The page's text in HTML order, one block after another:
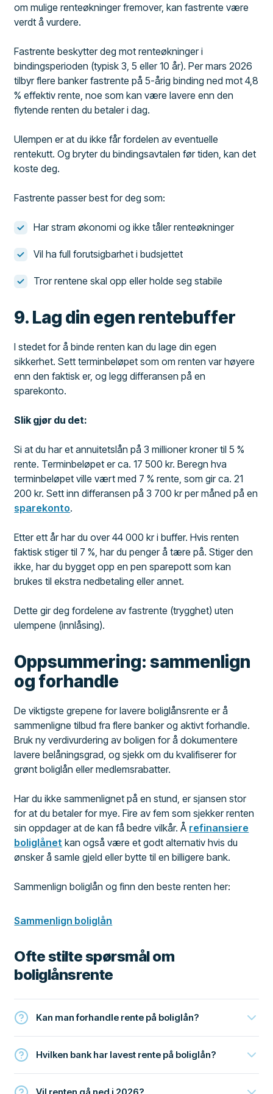
om mulige renteøkninger fremover, kan fastrente være
verdt å vurdere.
Fastrente beskytter deg mot renteøkninger i
bindingsperioden (typisk 3, 5 eller 10 år). Per mars 2026
tilbyr flere banker fastrente på 5-årig binding ned mot 4,8
% effektiv rente, noe som kan være lavere enn den
flytende renten du betaler i dag.
Ulempen er at du ikke får fordelen av eventuelle
rentekutt. Og bryter du bindingsavtalen før tiden, kan det
koste deg.
Fastrente passer best for deg som:
Har stram økonomi og ikke tåler renteøkninger
Vil ha full forutsigbarhet i budsjettet
Tror rentene skal opp eller holde seg stabile
9. Lag din egen rentebuffer
I stedet for å binde renten kan du lage din egen
sikkerhet. Sett terminbeløpet som om renten var høyere
enn den faktisk er, og legg differansen på en
sparekonto.
Slik gjør du det:
Si at du har et annuitetslån på 3 millioner kroner til 5 %
rente. Terminbeløpet er ca. 17 500 kr. Beregn hva
terminbeløpet ville vært med 7 % rente, som gir ca. 21
200 kr. Sett inn differansen på 3 700 kr per måned på en
sparekonto.
Etter ett år har du over 44 000 kr i buffer. Hvis renten
faktisk stiger til 7 %, har du penger å tære på. Stiger den
ikke, har du bygget opp en pen sparepott som kan
brukes til ekstra nedbetaling eller annet.
Dette gir deg fordelene av fastrente (trygghet) uten
ulempene (innlåsing).
Oppsummering: sammenlign
og forhandle
De viktigste grepene for lavere boliglånsrente er å
sammenligne tilbud fra flere banker og aktivt forhandle.
Bruk ny verdivurdering av boligen for å dokumentere
lavere belåningsgrad, og sjekk om du kvalifiserer for
grønt boliglån eller medlemsrabatter.
Har du ikke sammenlignet på en stund, er sjansen stor
for at du betaler for mye. Fire av fem som sjekker renten
sin oppdager at de kan få bedre vilkår. Å refinansiere
boliglånet kan også være et godt alternativ hvis du
ønsker å samle gjeld eller bytte til en billigere bank.
Sammenlign boliglån og finn den beste renten her:
Sammenlign boliglån
Ofte stilte spørsmål om
boliglånsrente
Kan man forhandle rente på boliglån?
Hvilken bank har lavest rente på boliglån?